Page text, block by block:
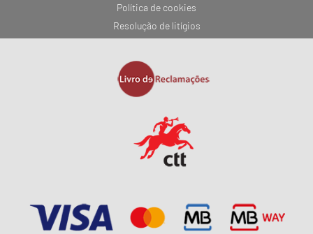
Política de cookies
Resolução de litígios